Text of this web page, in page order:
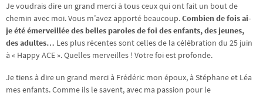
Je voudrais dire un grand merci à tous ceux qui ont fait un bout de
chemin avec moi. Vous m’avez apporté beaucoup.Combien de fois ai-
je été émerveillée des belles paroles de foi des enfants, des jeunes,
des adultes… Les plus récentes sont celles de la célébration du 25 juin
à « Happy ACE ». Quelles merveilles ! Votre foi est profonde.
Je tiens à dire un grand merci à Frédéric mon époux, à Stéphane et Léa
mes enfants. Comme ils le savent, avec ma passion pour le